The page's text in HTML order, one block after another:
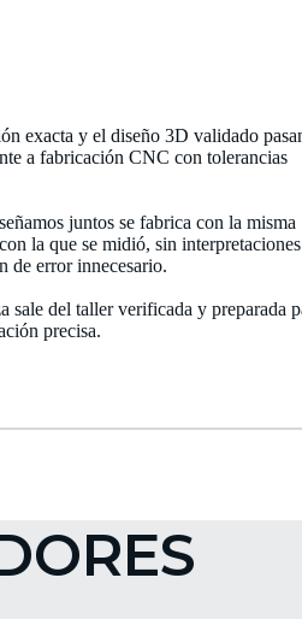
exacta y el diseño 3D validado
a fabricación CNC con tolerancias
juntos se fabrica con la misma
la que se midió, sin
de error innecesario.
sale del taller verificada y preparada
precisa.